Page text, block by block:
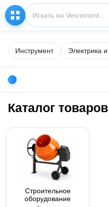
Инструмент Электрика и
Каталог товаров
Строительное
оборудование